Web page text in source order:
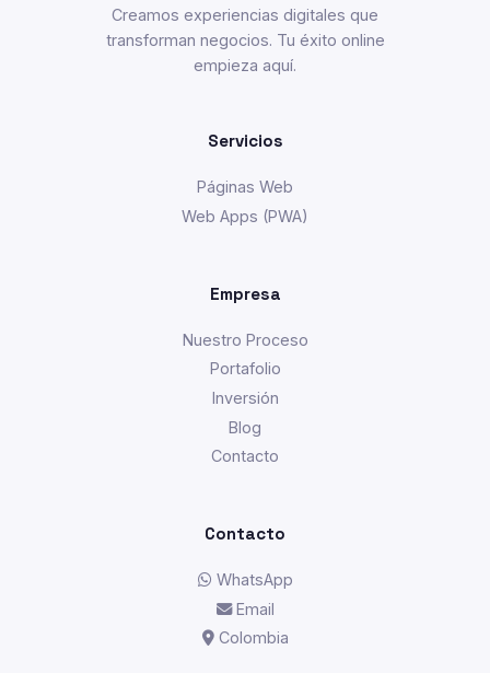
Creamos experiencias digitales que
transforman negocios. Tu éxito online
empieza aquí.
Servicios
Páginas Web
Web Apps (PWA)
Empresa
Nuestro Proceso
Portafolio
Inversión
Blog
Contacto
Contacto
WhatsApp
Email
Colombia